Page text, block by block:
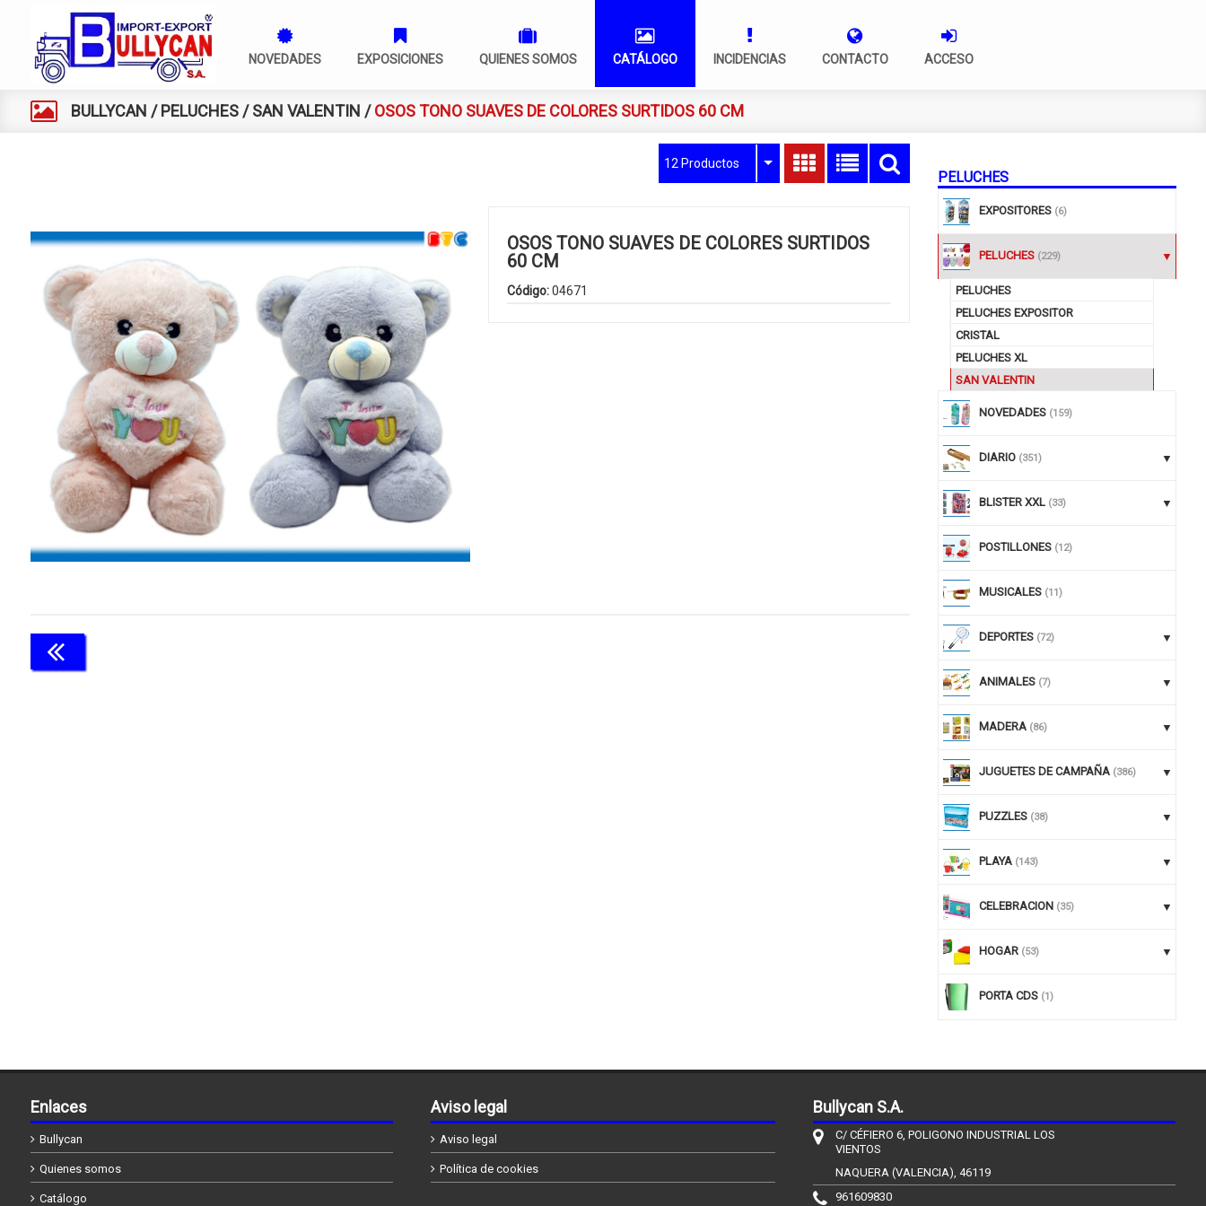
NOVEDADES EXPOSICIONES QUIENES SOMOS CATÁLOGO INCIDENCIAS CONTACTO ACCESO
BULLYCAN /PELUCHES/SAN VALENTIN /OSOS TONO SUAVES DE COLORES SURTIDOS 60 CM
PELUCHES
EXPOSITORES (6)
PELUCHES (229)
PELUCHES
PELUCHES EXPOSITOR
CRISTAL
PELUCHES XL
SAN VALENTIN
NOVEDADES (159)
DIARIO (351)
BLISTER XXL (33)
POSTILLONES (12)
MUSICALES (11)
DEPORTES (72)
ANIMALES (7)
MADERA (86)
JUGUETES DE CAMPAÑA (386)
PUZZLES (38)
PLAYA (143)
CELEBRACION (35)
HOGAR (53)
PORTA CDS (1)
12 Productos
OSOS TONO SUAVES DE COLORES SURTIDOS
60 CM
Código:04671
Enlaces
Bullycan
Quienes somos
Catálogo
Aviso legal
Aviso legal
Política de cookies
Bullycan S.A.
C/ CÉFIERO 6, POLIGONO INDUSTRIAL LOS
VIENTOS
NAQUERA (VALENCIA), 46119
961609830